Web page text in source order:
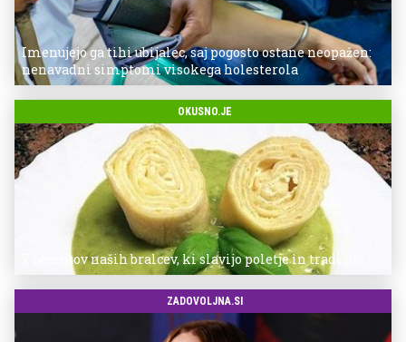
Imenujejo ga tihi ubijalec, saj pogosto ostane neopažen:
nenavadni simptomi visokega holesterola
OKUSNO.JE
7 receptov naših bralcev, ki slavijo poletje in tradicijo
ZADOVOLJNA.SI